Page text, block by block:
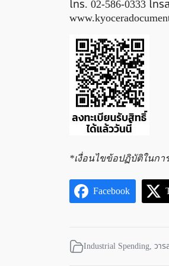
โทร. 02-586-0333 โท
*เงื่อนไขข้อปฏิบัติในกา
Facebook
Industrial Spending, วา